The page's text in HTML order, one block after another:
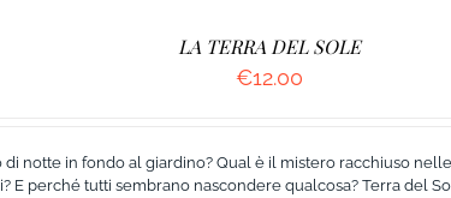
LA TERRA DEL SOLE
€12.00
notte in fondo al giardino? Qual è il mistero racchiuso
E perché tutti sembrano nascondere qualcosa? Terra del